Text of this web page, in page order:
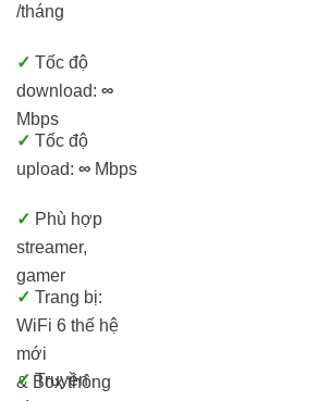
/tháng
✓ Tốc độ
download: ∞
Mbps
✓ Tốc độ
upload: ∞ Mbps
✓ Phù hợp
streamer,
gamer
✓ Trang bị:
WiFi 6 thế hệ
mới
& Box thông
✓Truyền